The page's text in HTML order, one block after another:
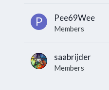
Pee69Wee
Members
saabrijder
Members